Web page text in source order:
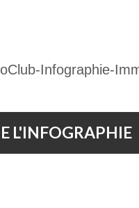
L'INFOGRAPHIE